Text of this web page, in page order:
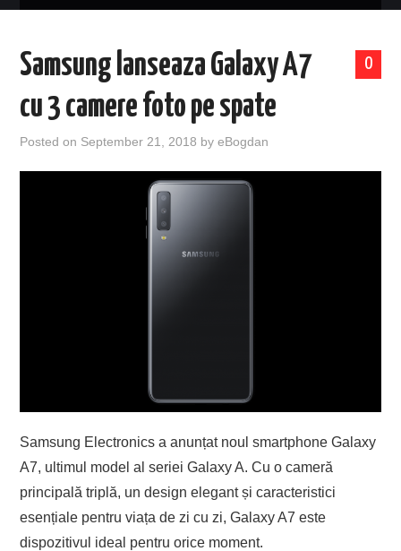
0
Samsung lanseaza Galaxy A7
cu 3 camere foto pe spate
Posted on September 21, 2018 byeBogdan
Samsung Electronics a anunțat noul smartphone Galaxy
A7, ultimul model al seriei Galaxy A. Cu o cameră
principală triplă, un design elegant și caracteristici
esențiale pentru viața de zi cu zi, Galaxy A7 este
dispozitivul ideal pentru orice moment.